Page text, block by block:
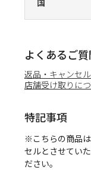
よくあるご質
返品・キャンセ
店舗受け取りに
特記事項
※こちらの商品
セルとさせてい
ださい。